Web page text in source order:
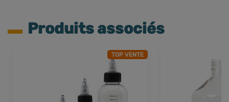
Produits associés
TOP VENTE